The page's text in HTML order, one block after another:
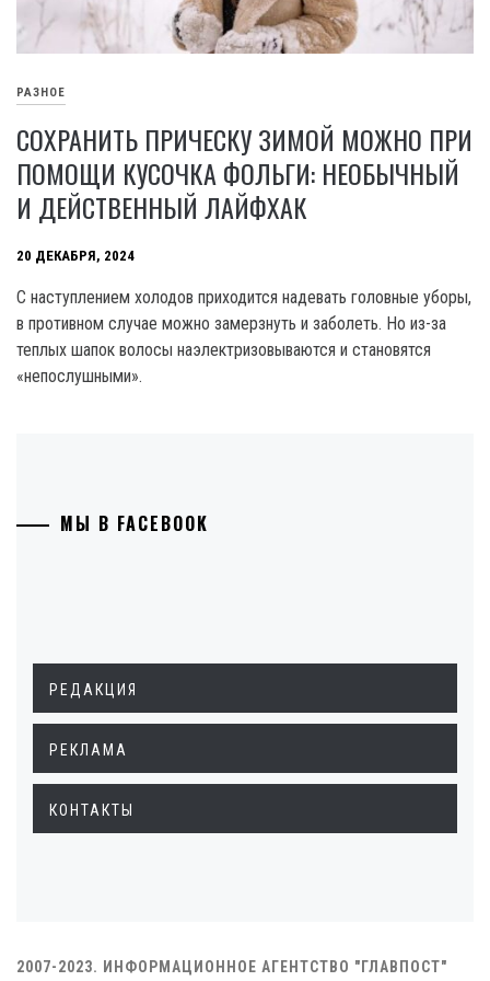
РАЗНОЕ
СОХРАНИТЬ ПРИЧЕСКУ ЗИМОЙ МОЖНО ПРИ
ПОМОЩИ КУСОЧКА ФОЛЬГИ: НЕОБЫЧНЫЙ
И ДЕЙСТВЕННЫЙ ЛАЙФХАК
20 ДЕКАБРЯ, 2024
С наступлением холодов приходится надевать головные уборы,
в противном случае можно замерзнуть и заболеть. Но из-за
теплых шапок волосы наэлектризовываются и становятся
«непослушными».
МЫ В FACEBOOK
РЕДАКЦИЯ
РЕКЛАМА
КОНТАКТЫ
2007-2023. ИНФОРМАЦИОННОЕ АГЕНТСТВО "ГЛАВПОСТ"